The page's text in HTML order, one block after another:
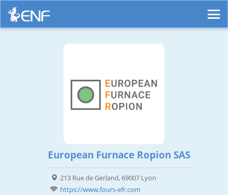
European Furnace Ropion SAS
213 Rue de Gerland, 69007 Lyon
https://www.fours-efr.com